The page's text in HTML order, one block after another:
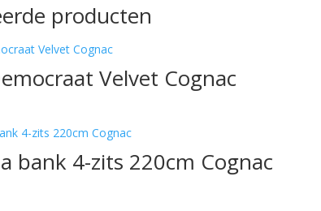
producten
Velvet Cognac
bank 4-zits 220cm Cognac